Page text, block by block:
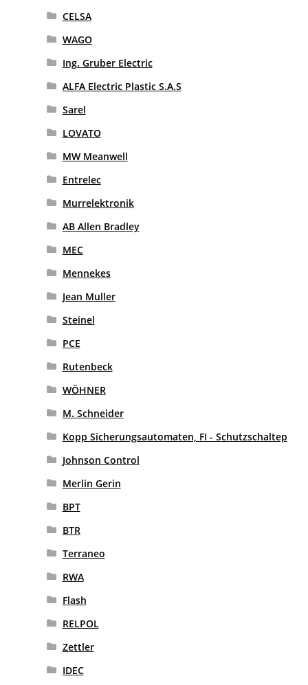
CELSA
WAGO
Ing. Gruber Electric
ALFA Electric Plastic S.A.S
Sarel
LOVATO
MW Meanwell
Entrelec
Murrelektronik
AB Allen Bradley
MEC
Mennekes
Jean Muller
Steinel
PCE
Rutenbeck
WÖHNER
M. Schneider
Kopp Sicherungsautomaten, FI - Schutzschaltep
Johnson Control
Merlin Gerin
BPT
BTR
Terraneo
RWA
Flash
RELPOL
Zettler
IDEC